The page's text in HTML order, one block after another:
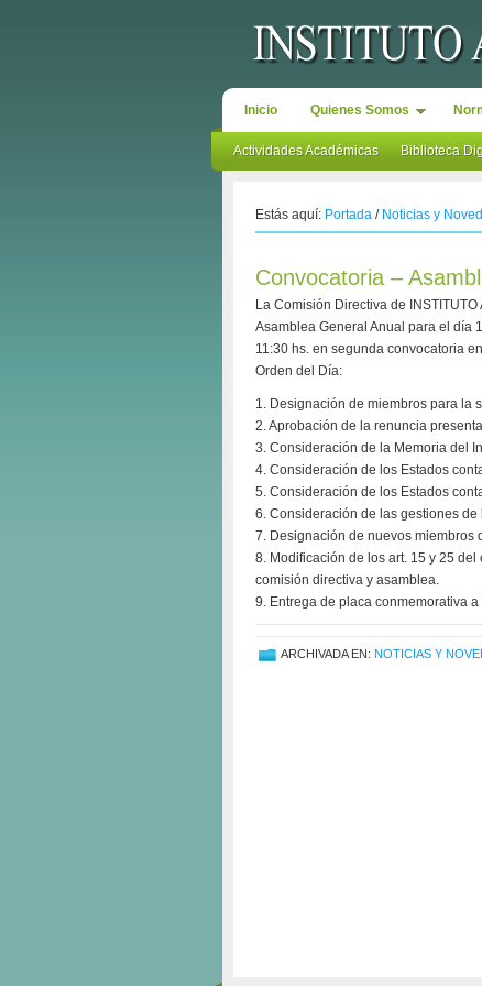
Inicio Quienes Somos
Actividades Académicas Biblioteca
Estás aquí: Portada / Noticias y
Convocatoria –
La Comisión Directiva de
Asamblea General Anual para el día
11:30 hs. en segunda convocatoria
Orden del Día:
1. Designación de miembros para la
2. Aprobación de la renuncia
3. Consideración de la Memoria del
4. Consideración de los Estados
5. Consideración de los Estados
6. Consideración de las gestiones
7. Designación de nuevos miembros
8. Modificación de los art. 15 y 25
comisión directiva y asamblea.
9. Entrega de placa conmemorativa
ARCHIVADA EN: NOTICIAS Y